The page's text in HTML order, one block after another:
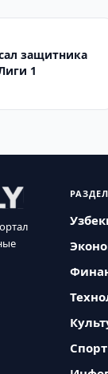
защитника
1
Спорт